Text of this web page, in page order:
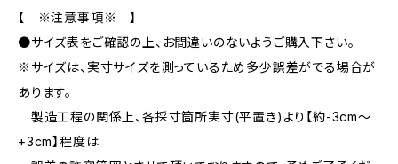
【 ※注意事項※ 】
●サイズ表をご確認の上、お間違いのないようご購入下さい。
※サイズは、実寸サイズを測っているため多少誤差がでる場合が
あります。
製造工程の関係上、各採寸箇所実寸(平置き)より【約-3cm〜
+3cm】程度は